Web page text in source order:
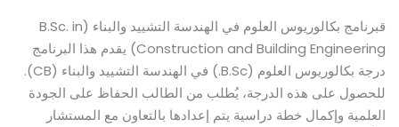
قبرنامج بكالوريوس العلوم في الهندسة التشييد والبناء (B.Sc. in
Construction and Building Engineering) يقدم هذا البرنامج
درجة بكالوريوس العلوم (B.Sc.) في الهندسة التشييد والبناء (CB).
للحصول على هذه الدرجة، يُطلب من الطالب الحفاظ على الجودة
العلمية وإكمال خطة دراسية يتم إعدادها بالتعاون مع المستشار